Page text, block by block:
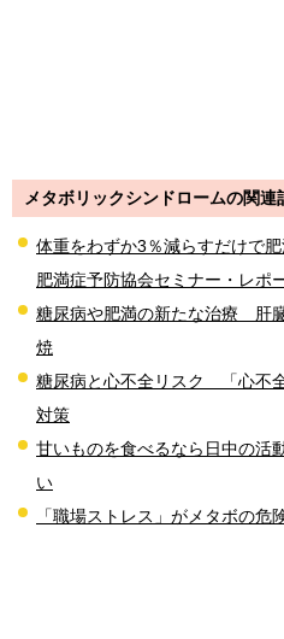
メタボリックシンドロームの関連
体重をわずか3％減らすだけで
肥満症予防協会セミナー・レポー
糖尿病や肥満の新たな治療 肝
焼
糖尿病と心不全リスク 「心不
対策
甘いものを食べるなら日中の活
い
「職場ストレス」がメタボの